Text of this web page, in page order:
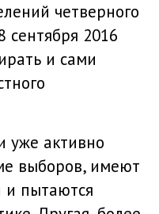
четверного
сентября 2016
и сами
уже активно
выборов, имеют
пытаются